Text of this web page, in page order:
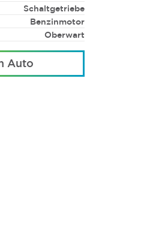
Schaltgetriebe
Benzinmotor
Oberwart
Auto